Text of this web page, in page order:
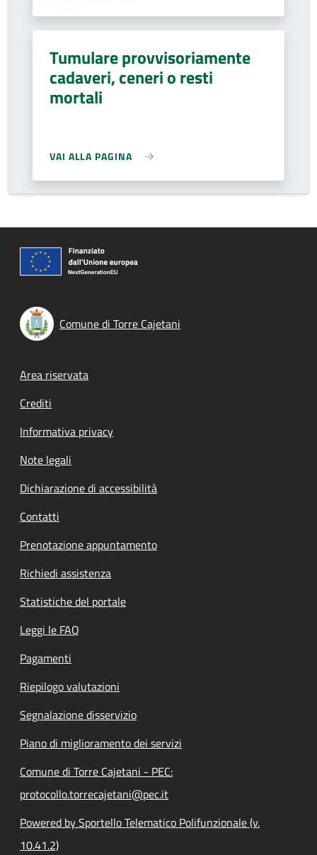
Tumulare provvisoriamente
cadaveri, ceneri o resti
mortali
VAI ALLA PAGINA
Comune di Torre Cajetani
Footer menu
Area riservata
Crediti
Informativa privacy
Note legali
Dichiarazione di accessibilità
Contatti
Prenotazione appuntamento
Richiedi assistenza
Statistiche del portale
Leggi le FAQ
Pagamenti
Riepilogo valutazioni
Segnalazione disservizio
Piano di miglioramento dei servizi
Comune di Torre Cajetani - PEC:
protocollo.torrecajetani@pec.it
Powered by Sportello Telematico Polifunzionale (v.
10.41.2)